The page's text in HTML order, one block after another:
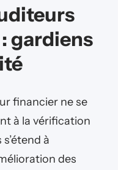
gardiens
financier ne se
à la vérification
à
des